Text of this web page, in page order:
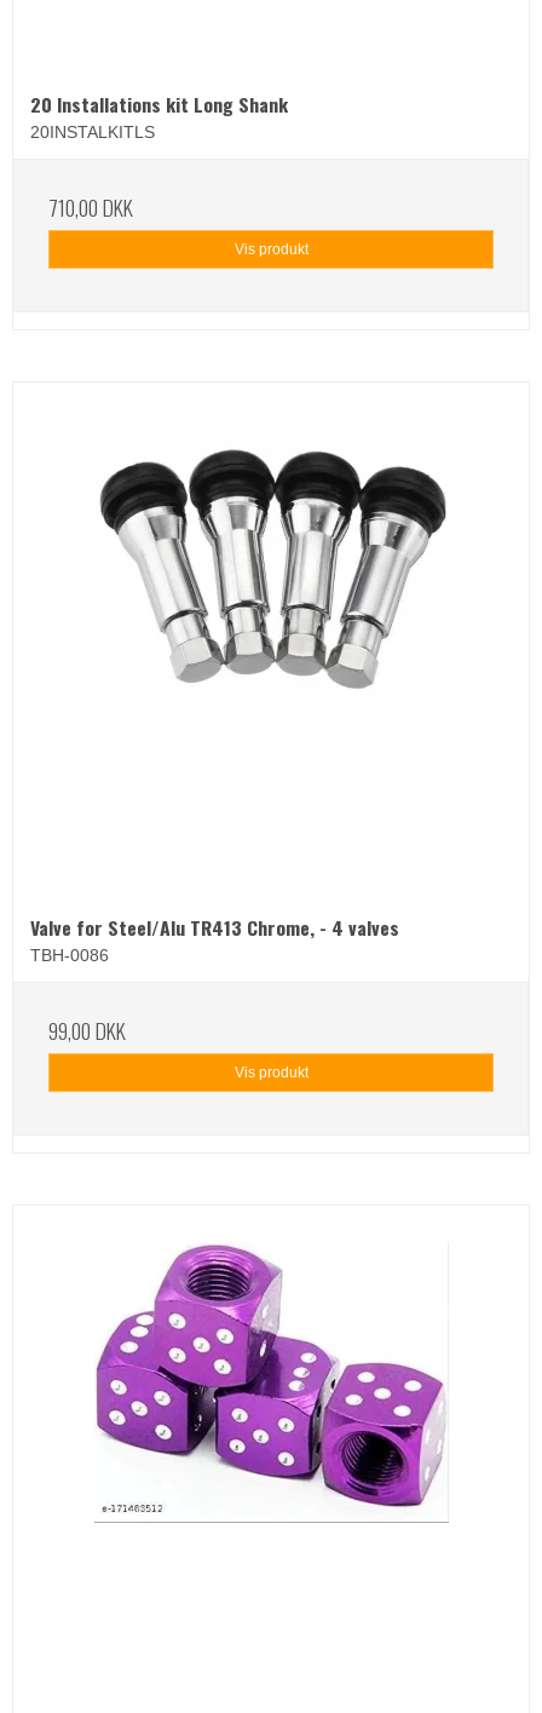
20 Installations kit Long Shank
20INSTALKITLS
710,00 DKK
Vis produkt
Valve for Steel/Alu TR413 Chrome, - 4 valves
TBH-0086
99,00 DKK
Vis produkt